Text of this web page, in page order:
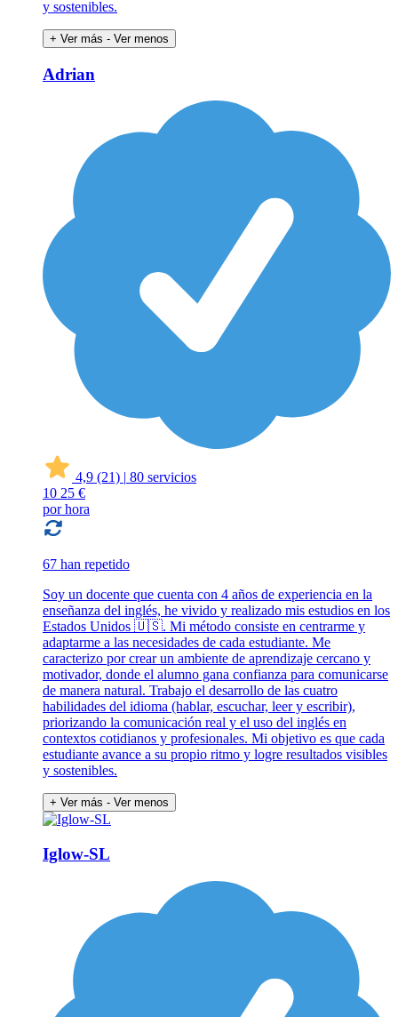
y sostenibles.
+ Ver más - Ver menos
Adrian
4,9 (21) | 80 servicios
10 25 €
por hora
67 han repetido
Soy un docente que cuenta con 4 años de experiencia en la
enseñanza del inglés, he vivido y realizado mis estudios en los
Estados Unidos 🇺🇸. Mi método consiste en centrarme y
adaptarme a las necesidades de cada estudiante. Me
caracterizo por crear un ambiente de aprendizaje cercano y
motivador, donde el alumno gana confianza para comunicarse
de manera natural. Trabajo el desarrollo de las cuatro
habilidades del idioma (hablar, escuchar, leer y escribir),
priorizando la comunicación real y el uso del inglés en
contextos cotidianos y profesionales. Mi objetivo es que cada
estudiante avance a su propio ritmo y logre resultados visibles
y sostenibles.
+ Ver más - Ver menos
Iglow-SL